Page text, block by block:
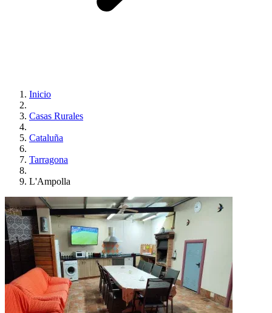
Inicio
Casas Rurales
Cataluña
Tarragona
L'Ampolla